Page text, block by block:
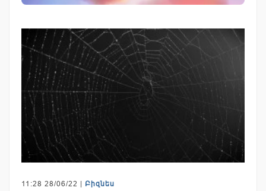
11:28 28/06/22 | Բիզնես